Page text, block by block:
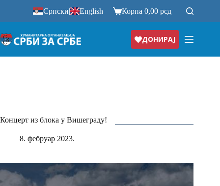
Српски| English Корпа0,00рсд
ДОНИРАЈ
Концерт из блока у Вишеграду!
8. фебруар 2023.